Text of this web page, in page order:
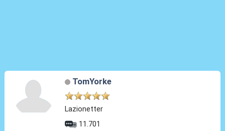
TomYorke
Lazionetter
11.701